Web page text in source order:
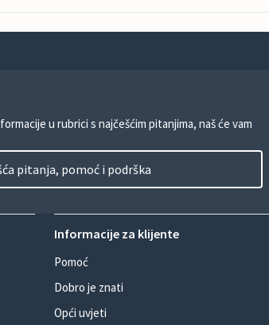
u rubrici s najčešćim pitanjima, naš će vam
pitanja, pomoć i podrška
Informacije za klijente
Pomoć
Dobro je znati
Opći uvjeti